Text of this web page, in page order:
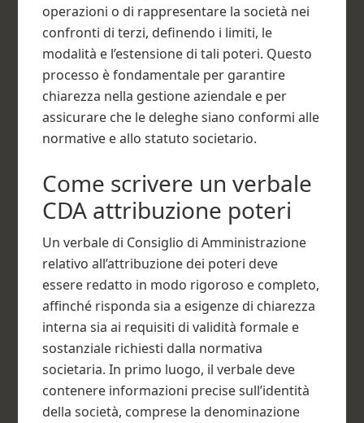
operazioni o di rappresentare la società nei
confronti di terzi, definendo i limiti, le
modalità e l’estensione di tali poteri. Questo
processo è fondamentale per garantire
chiarezza nella gestione aziendale e per
assicurare che le deleghe siano conformi alle
normative e allo statuto societario.
Come scrivere un verbale
CDA attribuzione poteri​
Un verbale di Consiglio di Amministrazione
relativo all’attribuzione dei poteri deve
essere redatto in modo rigoroso e completo,
affinché risponda sia a esigenze di chiarezza
interna sia ai requisiti di validità formale e
sostanziale richiesti dalla normativa
societaria. In primo luogo, il verbale deve
contenere informazioni precise sull’identità
della società, comprese la denominazione